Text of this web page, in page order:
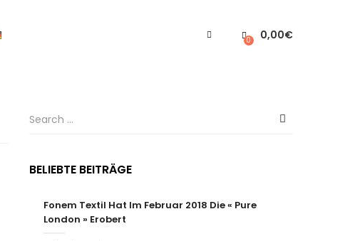
0 0,00€
BELIEBTE BEITRÄGE
Fonem Textil Hat Im Februar 2018 Die « Pure
London » Erobert